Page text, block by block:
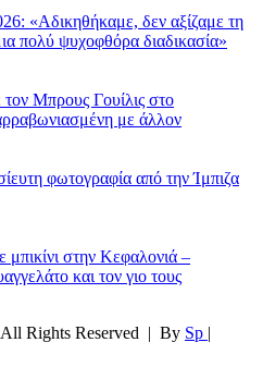
«Aδικηθήκαμε, δεν αξίζαμε τη
πολύ ψυχοφθόρα διαδικασία»
Μπρους Γουίλις στο
με άλλον
φωτογραφία από την Ίμπιζα
μπικίνι στην Κεφαλονιά –
και τον γιο τους
Rights Reserved | By Sp |